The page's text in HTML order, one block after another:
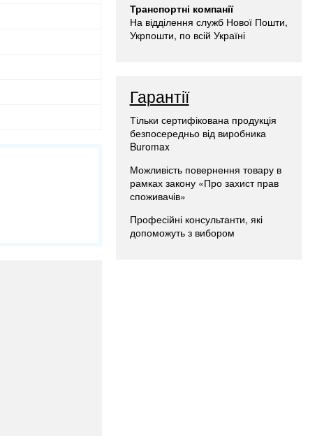
Транспортні компанії
На відділення служб Нової Пошти,
Укрпошти, по всій Україні
Гарантії
Тільки сертифікована продукція
безпосередньо від виробника
Buromax
Можливість повернення товару в
рамках закону «Про захист прав
споживачів»
Професійні консультанти, які
допоможуть з вибором